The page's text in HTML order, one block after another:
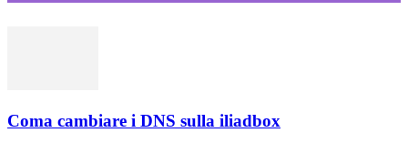
Coma cambiare i DNS sulla iliadbox